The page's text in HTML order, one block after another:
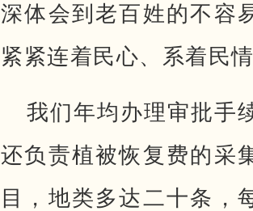
深体会到老百姓的不容
紧紧连着民心、系着民
我们年均办理审批手
还负责植被恢复费的采
目，地类多达二十条，